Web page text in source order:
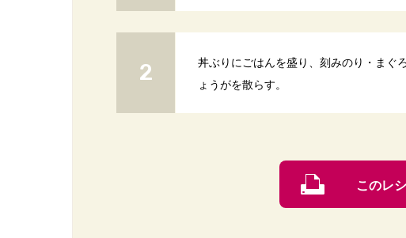
丼ぶりにごはんを盛り、刻みのり・まぐ
ょうがを散らす。
このレ